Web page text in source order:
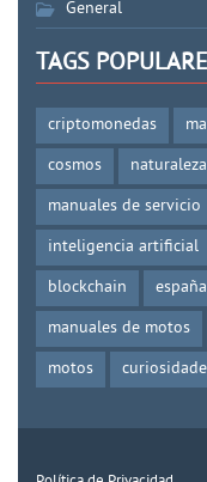
General
TAGS
criptomonedas
cosmos
naturaleza
manuales de servicio
inteligencia artificial
blockchain
españa
manuales de motos
motos